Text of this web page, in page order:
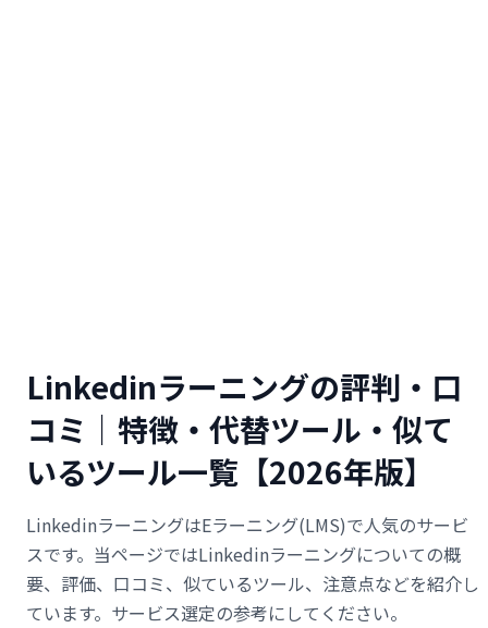
Linkedinラーニングの評判・口
コミ｜特徴・代替ツール・似て
いるツール一覧【2026年版】
LinkedinラーニングはEラーニング(LMS)で人気のサービ
スです。当ページではLinkedinラーニングについての概
要、評価、口コミ、似ているツール、注意点などを紹介し
ています。サービス選定の参考にしてください。